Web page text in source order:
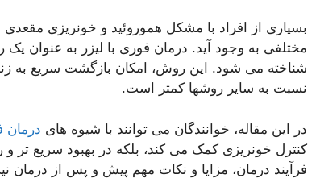
بسیاری از افراد با مشکل هموروئید و خونریزی
مختلفی به وجود آید. درمان فوری با لیزر به عنوان
شناخته می شود. این روش، امکان بازگشت سریع به
نسبت به سایر روشها کمتر است.
در این مقاله، خوانندگان می توانند با شیوه های درمان
کنترل خونریزی کمک می کند، بلکه در بهبود سریع تر
فرآیند درمان، مزایا و نکات مهم پیش و پس از درمان